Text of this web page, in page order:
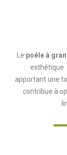
Le poêle à
esthétique.
apportant une
contribue à